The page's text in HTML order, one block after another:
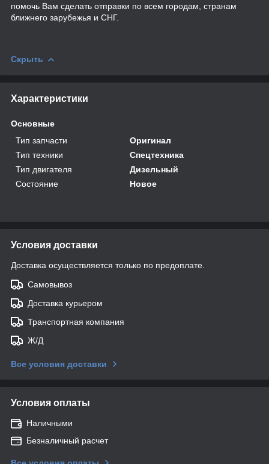
помочь Вам сделать отправки по всем городам, странам
ближнего зарубежья и СНГ.
Скрыть
Характеристики
Основные
Тип запчасти
Оригинал
Тип техники
Спецтехника
Тип двигателя
Дизельный
Состояние
Новое
Условия доставки
Доставка осуществляется только по предоплате.
Самовывоз
Доставка курьером
Транспортная компания
Ж/Д
Все условия доставки
Условия оплаты
Наличными
Безналичный расчет